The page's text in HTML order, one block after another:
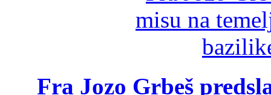
Fra Jozo Grbeš